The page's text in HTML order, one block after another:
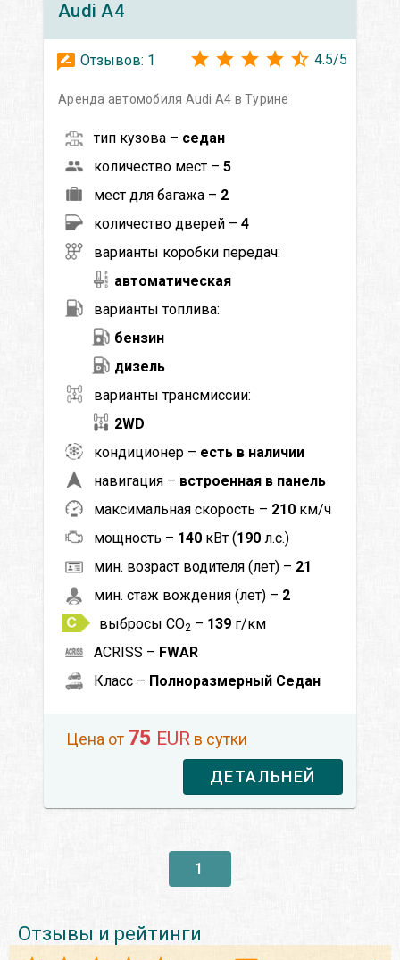
Audi A4
Отзывов: 1 4.5/5
Аренда автомобиля Audi A4 в Турине
тип кузова – седан
количество мест – 5
мест для багажа – 2
количество дверей – 4
варианты коробки передач:
автоматическая
варианты топлива:
бензин
дизель
варианты трансмиссии:
2WD
кондиционер – есть в наличии
навигация – встроенная в панель
максимальная скорость – 210 км/ч
мощность – 140 кВт (190 л.с.)
мин. возраст водителя (лет) – 21
мин. стаж вождения (лет) – 2
выбросы CO2 – 139 г/км
ACRISS – FWAR
Класс – Полноразмерный Седан
Цена от 75 EUR в сутки
ДЕТАЛЬНЕЙ
1
Отзывы и рейтинги